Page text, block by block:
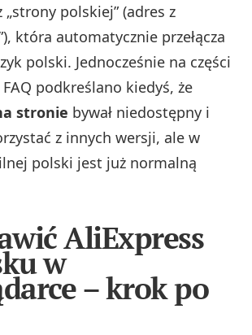
„strony polskiej” (adres z
która automatycznie przełącza
polski. Jednocześnie na części
podkreślano kiedyś, że
stronie bywał niedostępny i
z innych wersji, ale w
polski jest już normalną
AliExpress
w
– krok po